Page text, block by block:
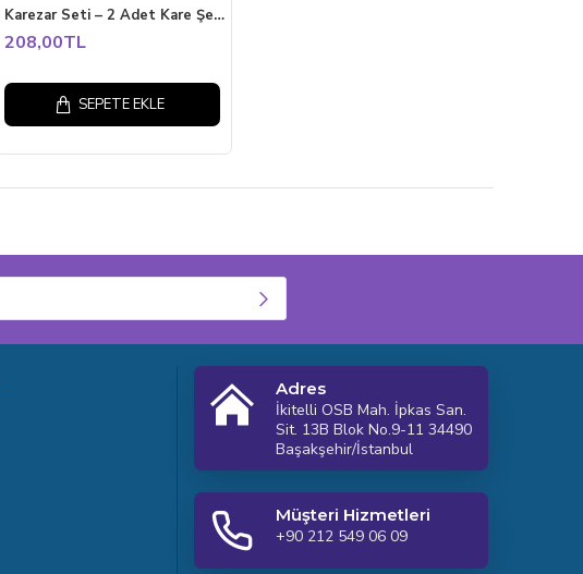
Karezar Seti – 2 Adet Kare Şekilli Dekoratif Plastik Saksı, Gri Renk (4.8 Litre)
208,00TL
SEPETE EKLE
Adres
İkitelli OSB Mah. İpkas San.
Sit. 13B Blok No.9-11 34490
Başakşehir/İstanbul
Müşteri Hizmetleri
+90 212 549 06 09